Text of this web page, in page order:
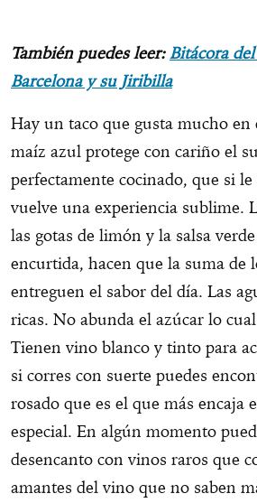
También puedes leer: Bitácora
Barcelona y su Jiribilla
Hay un taco que gusta mucho
maíz azul protege con cariño el
perfectamente cocinado, que si
vuelve una experiencia sublime.
las gotas de limón y la salsa
encurtida, hacen que la suma de
entreguen el sabor del día. Las
ricas. No abunda el azúcar lo
Tienen vino blanco y tinto para
si corres con suerte puedes
rosado que es el que más encaja
especial. En algún momento
desencanto con vinos raros que
amantes del vino que no saben